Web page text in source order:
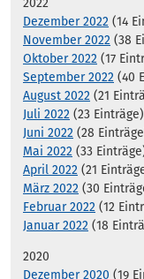
2022
Dezember 2022 (14
November 2022 (38
Oktober 2022 (17
September 2022 (40
August 2022 (21
Juli 2022 (23 Einträge)
Juni 2022 (28
Mai 2022 (33
April 2022 (21
März 2022 (30
Februar 2022 (12
Januar 2022 (18
2020
Dezember 2020 (19